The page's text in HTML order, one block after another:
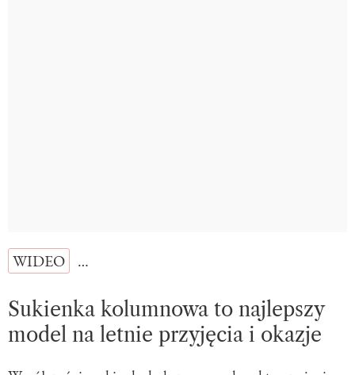
WIDEO …
Sukienka kolumnowa to najlepszy
model na letnie przyjęcia i okazje